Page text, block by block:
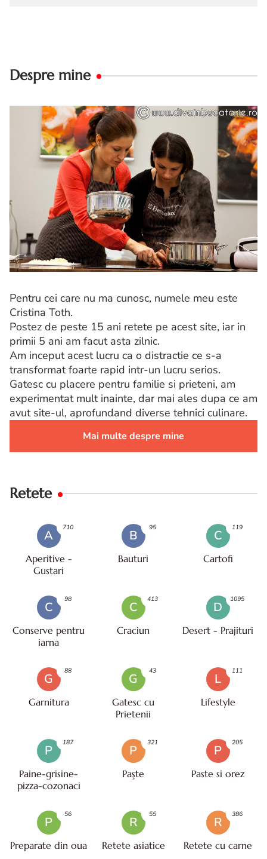
Despre mine
Pentru cei care nu ma cunosc, numele meu este
Cristina Toth.
Postez de peste 15 ani retete pe acest site, iar in
primii 5 ani am facut asta zilnic.
Am inceput acest lucru ca o distractie ce s-a
transformat foarte rapid intr-un lucru serios.
Gatesc cu placere pentru familie si prieteni, am
experimentat mult inainte, dar mai ales dupa ce am
avut site-ul, aprofundand diverse tehnici culinare.
Mai multe despre mine
Retete
A
Aperitive -
Gustari
710
B
Bauturi
95
C
Cartofi
119
C
Conserve pentru
iarna
98
C
Craciun
413
D
Desert - Prajituri
1095
G
Garnitura
88
G
Gatesc cu
Prietenii
43
L
Lifestyle
111
P
Paine-grisine-
pizza-cozonaci
187
P
Paşte
321
P
Paste si orez
205
P
Preparate din oua
56
R
Retete asiatice
55
R
Retete cu carne
386